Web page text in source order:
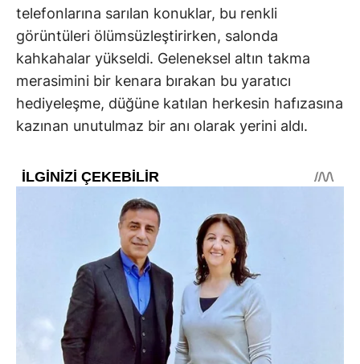
telefonlarına sarılan konuklar, bu renkli
görüntüleri ölümsüzleştirirken, salonda
kahkahalar yükseldi. Geleneksel altın takma
merasimini bir kenara bırakan bu yaratıcı
hediyeleşme, düğüne katılan herkesin hafızasına
kazınan unutulmaz bir anı olarak yerini aldı.